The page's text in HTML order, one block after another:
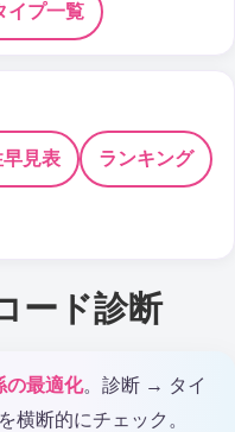
イプ一覧
見表 ランキング
ード診断
の最適化。診断 → タイ
横断的にチェック。